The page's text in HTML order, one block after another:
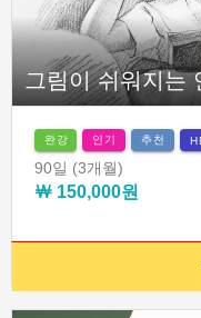
그림이 쉬워지는
완강 인기 추천
90일 (3개월)
￦ 150,000원